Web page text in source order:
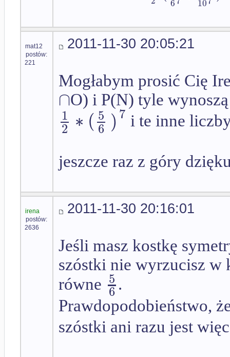
6
10
mat12
postów:
221
2011-11-30 20:05:21
Mogłabym prosić Cię
∩O) i P(N) tyle
1
2 ∗ ( 5
6 )7 i te inne
jeszcze raz z góry
irena
postów:
2636
2011-11-30 20:16:01
Jeśli masz kostkę
szóstki nie wyrzucisz w
równe 5
6 .
Prawdopodobieństwo,
szóstki ani razu jest